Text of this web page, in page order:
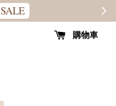
SALE
購物車